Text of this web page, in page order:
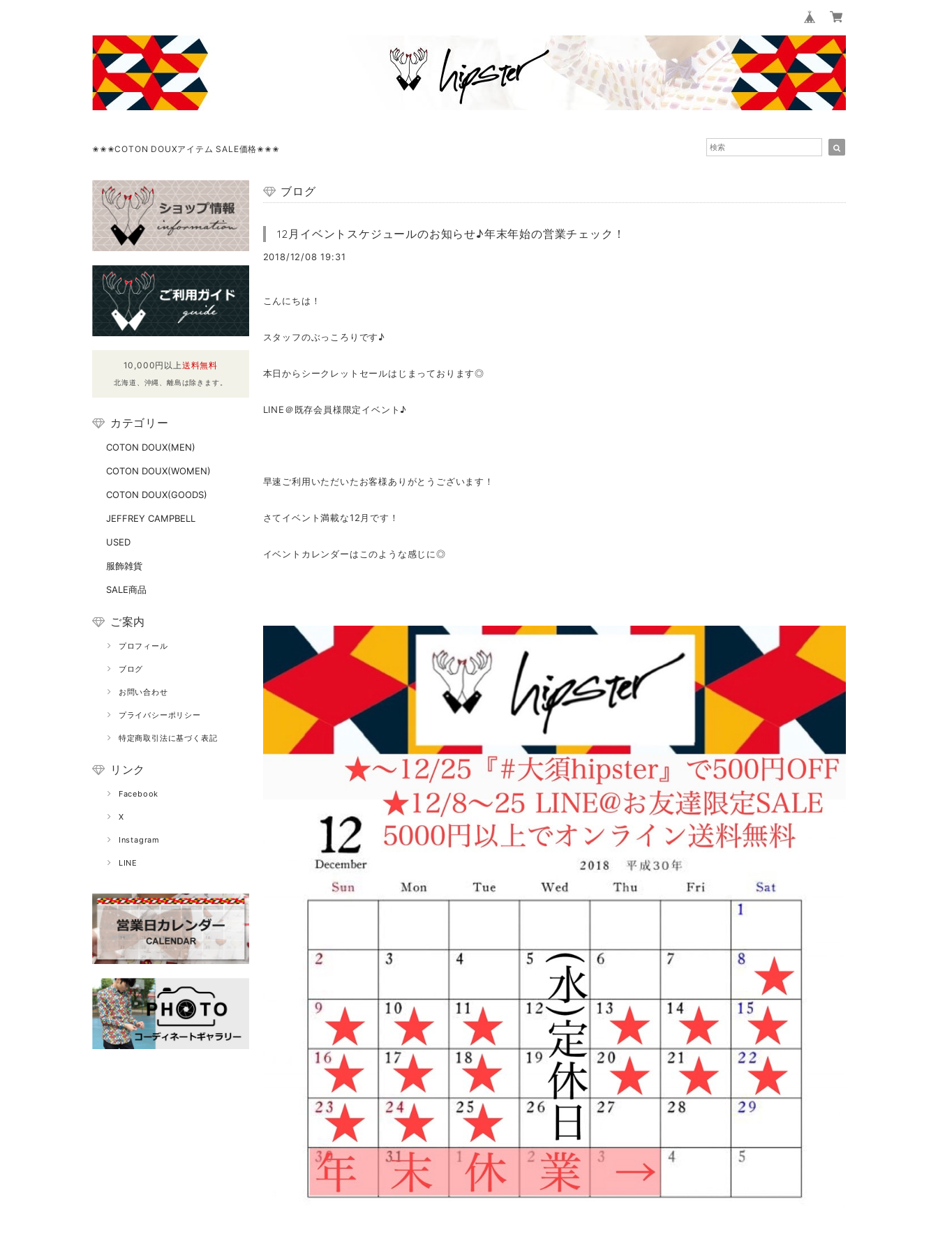
✬✬✬COTON DOUXアイテム SALE価格✬✬✬
10,000円以上送料無料
北海道、沖縄、離島は除きます。
カテゴリー
COTON DOUX(MEN)
COTON DOUX(WOMEN)
COTON DOUX(GOODS)
JEFFREY CAMPBELL
USED
服飾雑貨
SALE商品
ご案内
プロフィール
ブログ
お問い合わせ
プライバシーポリシー
特定商取引法に基づく表記
リンク
Facebook
X
Instagram
LINE
ブログ
12月イベントスケジュールのお知らせ♪年末年始の営業チェック！
2018/12/08 19:31
こんにちは！
スタッフのぶっころりです♪
本日からシークレットセールはじまっております◎
LINE＠既存会員様限定イベント♪
早速ご利用いただいたお客様ありがとうございます！
さてイベント満載な12月です！
イベントカレンダーはこのような感じに◎